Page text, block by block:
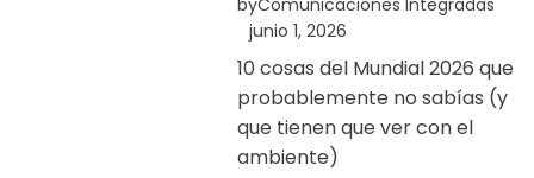
junio 1, 2026
10 cosas del Mundial 2026 que
probablemente no sabías (y
que tienen que ver con el
ambiente)